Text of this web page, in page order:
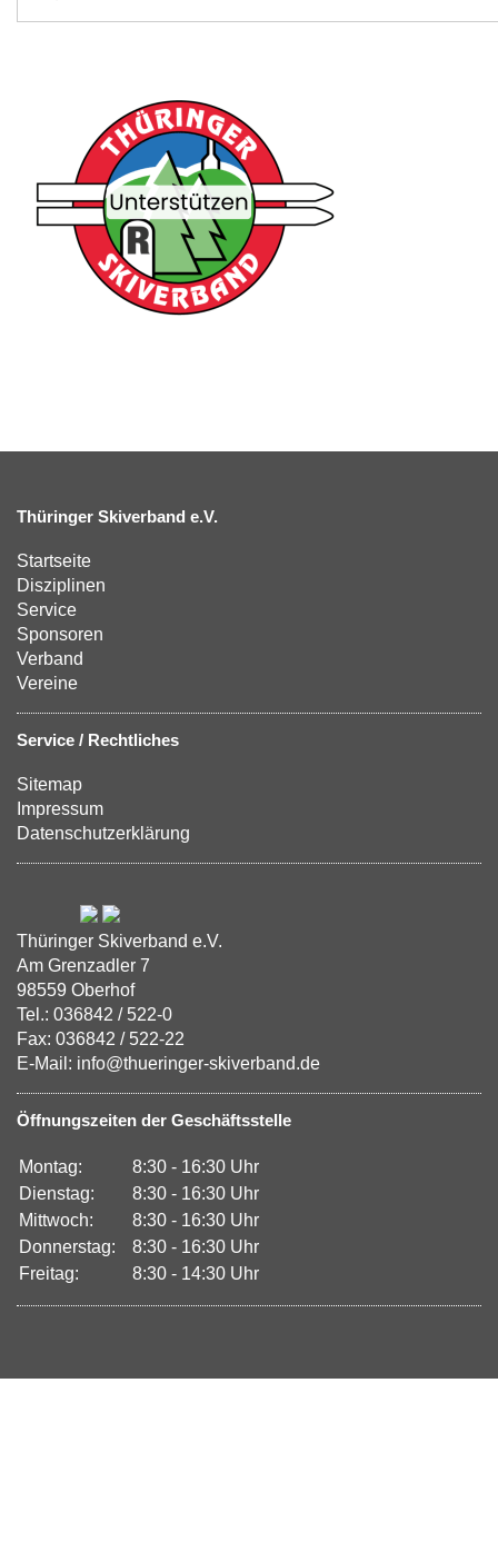
Thüringer Skiverband e.V.
Startseite
Disziplinen
Service
Sponsoren
Verband
Vereine
Service / Rechtliches
Sitemap
Impressum
Datenschutzerklärung
Thüringer Skiverband e.V.
Am Grenzadler 7
98559 Oberhof
Tel.: 036842 / 522-0
Fax: 036842 / 522-22
E-Mail: info@thueringer-skiverband.de
Öffnungszeiten der Geschäftsstelle
Montag:
8:30 - 16:30 Uhr
Dienstag:
8:30 - 16:30 Uhr
Mittwoch:
8:30 - 16:30 Uhr
Donnerstag:
8:30 - 16:30 Uhr
Freitag:
8:30 - 14:30 Uhr